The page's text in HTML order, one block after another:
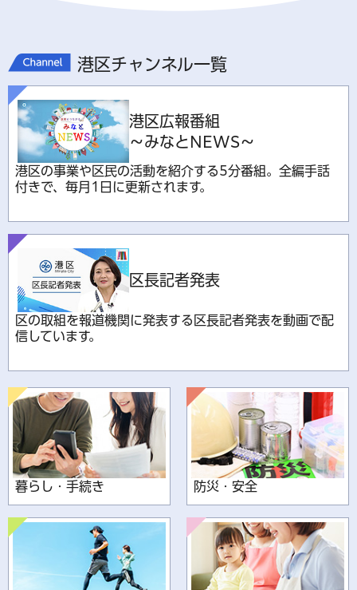
港区チャンネル一覧
港区広報番組
～みなとNEWS～
港区の事業や区民の活動を紹介する5分番組。全編手話
付きで、毎月1日に更新されます。
区長記者発表
区の取組を報道機関に発表する区長記者発表を動画で配
信しています。
暮らし・手続き 防災・安全